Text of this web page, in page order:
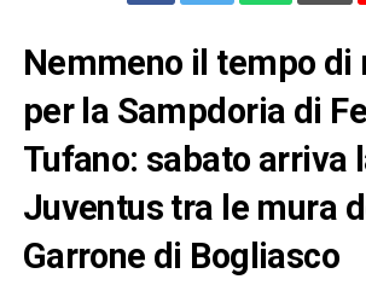
Nemmeno il tempo
per la Sampdoria di
Tufano: sabato arriva
Juventus tra le mura
Garrone di Bogliasco